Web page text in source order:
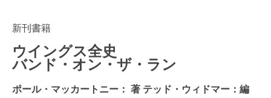
新刊書籍
ウイングス全史
バンド・オン・ザ・ラン
ポール・マッカートニー： 著 テッド・ウィドマー：編